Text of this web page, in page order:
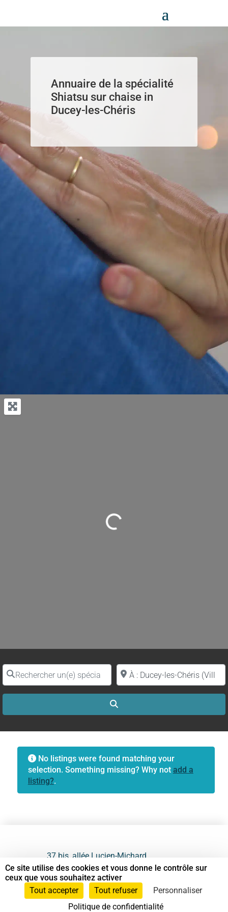
Annuaire de la spécialité
Shiatsu sur chaise in
Ducey-les-Chéris
Loading...
Rechercher un(e) spécialiste par nomProche de (ville ou région)
No listings were found matching your
selection. Something missing? Why not add a
listing?.
37 bis, allée Lucien-Michard
93190 Livry-Gargan
06 61 87 28 09
Ce site utilise des cookies et vous donne le contrôle sur
ceux que vous souhaitez activer
Tout accepter
Tout refuser
Personnaliser
Politique de confidentialité